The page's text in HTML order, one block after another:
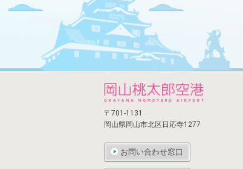
〒701-1131
岡山県岡山市北区日応寺1277
お問い合わせ窓口